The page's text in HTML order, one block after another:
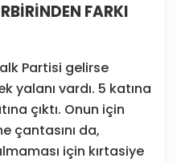
FARKI
Partisi gelirse
yalanı vardı. 5 katına
çıktı. Onun için
çantasını da,
için kırtasiye